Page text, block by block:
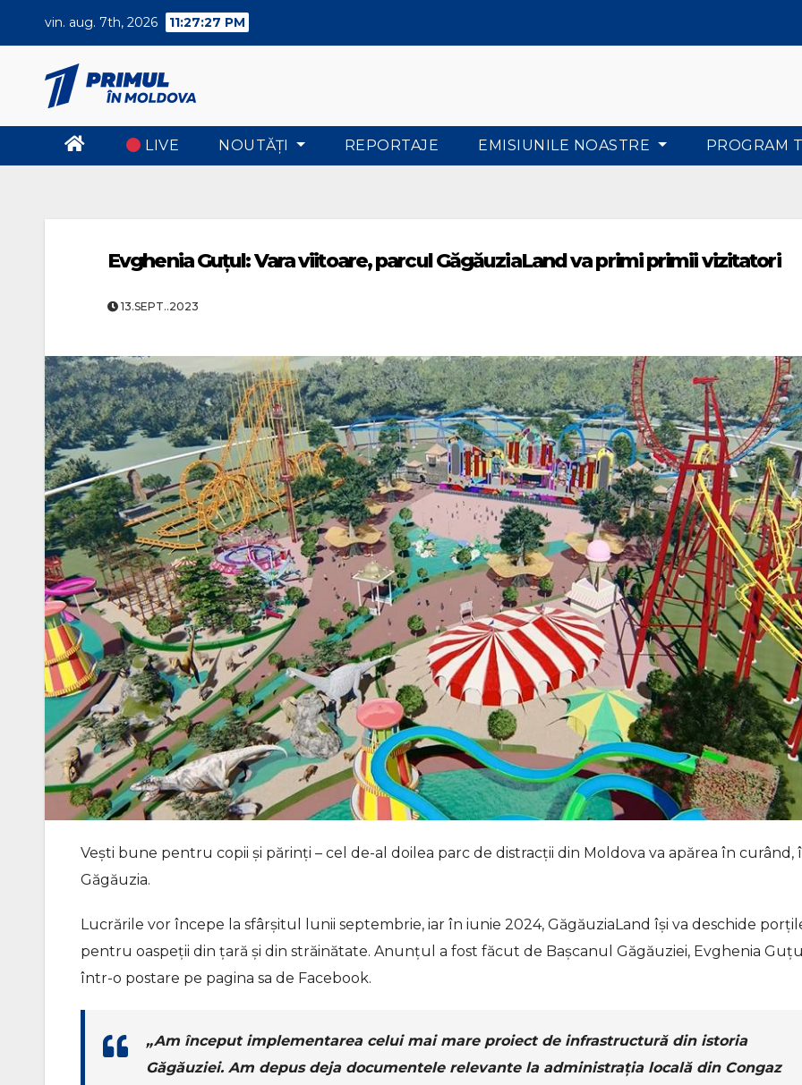
vin. aug. 7th, 2026 11:27:28 PM
LIVE NOUTĂŢI REPORTAJE EMISIUNILE NOASTRE PROGRAM
Evghenia Guțul: Vara viitoare, parcul GăgăuziaLand va primi primii vizitatori
13.SEPT..2023
Vești bune pentru copii și părinți – cel de-al doilea parc de distracții din Moldova va apărea în curând,
Găgăuzia.
Lucrările vor începe la sfârșitul lunii septembrie, iar în iunie 2024, GăgăuziaLand își va deschide
pentru oaspeții din țară și din străinătate. Anunțul a fost făcut de Bașcanul Găgăuziei, Evghenia
într-o postare pe pagina sa de Facebook.
„Am început implementarea celui mai mare proiect de infrastructură din istoria
Găgăuziei. Am depus deja documentele relevante la administrația locală din Congaz